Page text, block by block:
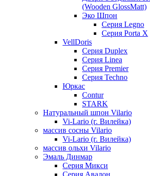
(Wooden GlossMatt)
Эко Шпон
Серия Legno
Серия Porta X
VellDoris
Серия Duplex
Серия Linea
Серия Premier
Серия Techno
Юркас
Contur
STARK
Натуральный шпон Vilario
Vi-Lario (г. Вилейка)
массив сосны Vilario
Vi-Lario (г. Вилейка)
массив ольхи Vilario
Эмаль Динмар
Серия Микси
Серия Авалон